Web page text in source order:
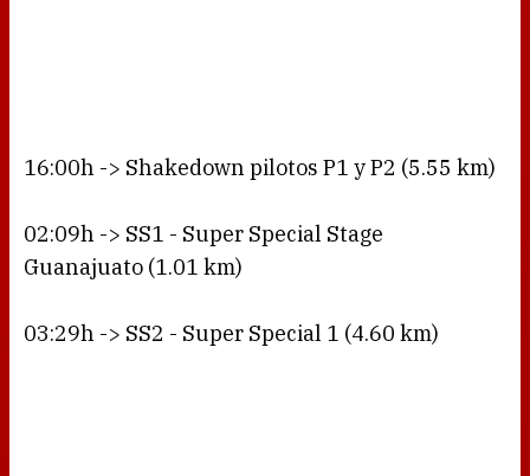
16:00h -> Shakedown pilotos P1 y P2 (5.55 km)
02:09h -> SS1 - Super Special Stage
Guanajuato (1.01 km)
03:29h -> SS2 - Super Special 1 (4.60 km)